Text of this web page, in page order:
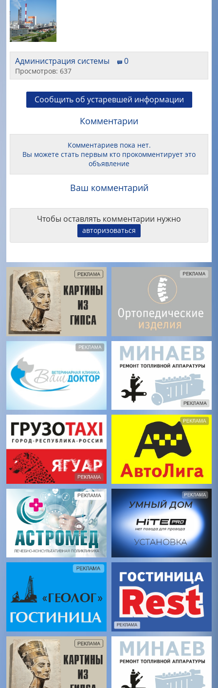
Администрация системы 0
Просмотров: 637
Сообщить об устаревшей информации
Комментарии
Комментариев пока нет.
Вы можете стать первым кто прокомментирует это
объявление
Ваш комментарий
Чтобы оставлять комментарии нужно
авторизоваться